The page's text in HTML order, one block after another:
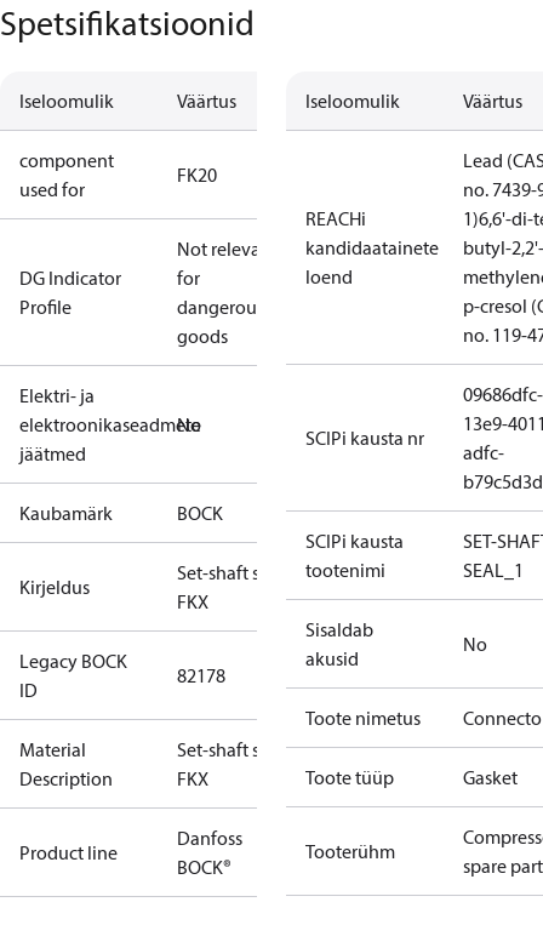
Spetsifikatsioonid
Iseloomulik Väärtus
component
used for
FK20
DG Indicator
Profile
Not relevant
for
dangerous
goods
Elektri- ja
elektroonikaseadmete
jäätmed
No
Kaubamärk BOCK
Kirjeldus
Set-shaft seal
FKX
Legacy BOCK
ID
82178
Material
Description
Set-shaft seal
FKX
Product line
Danfoss
BOCK®
Iseloomulik Väärtus
REACHi
kandidaatainete
loend
Lead
no. 7439-
1)6,6'-di-
butyl-2,2'-
p-cresol
no. 119-
SCIPi kausta nr
09686dfc-
13e9-
adfc-
SCIPi kausta
tootenimi
SET-
SEAL_1
Sisaldab
akusid
No
Toote nimetus
Toote tüüp Gasket
Tooterühm
spare